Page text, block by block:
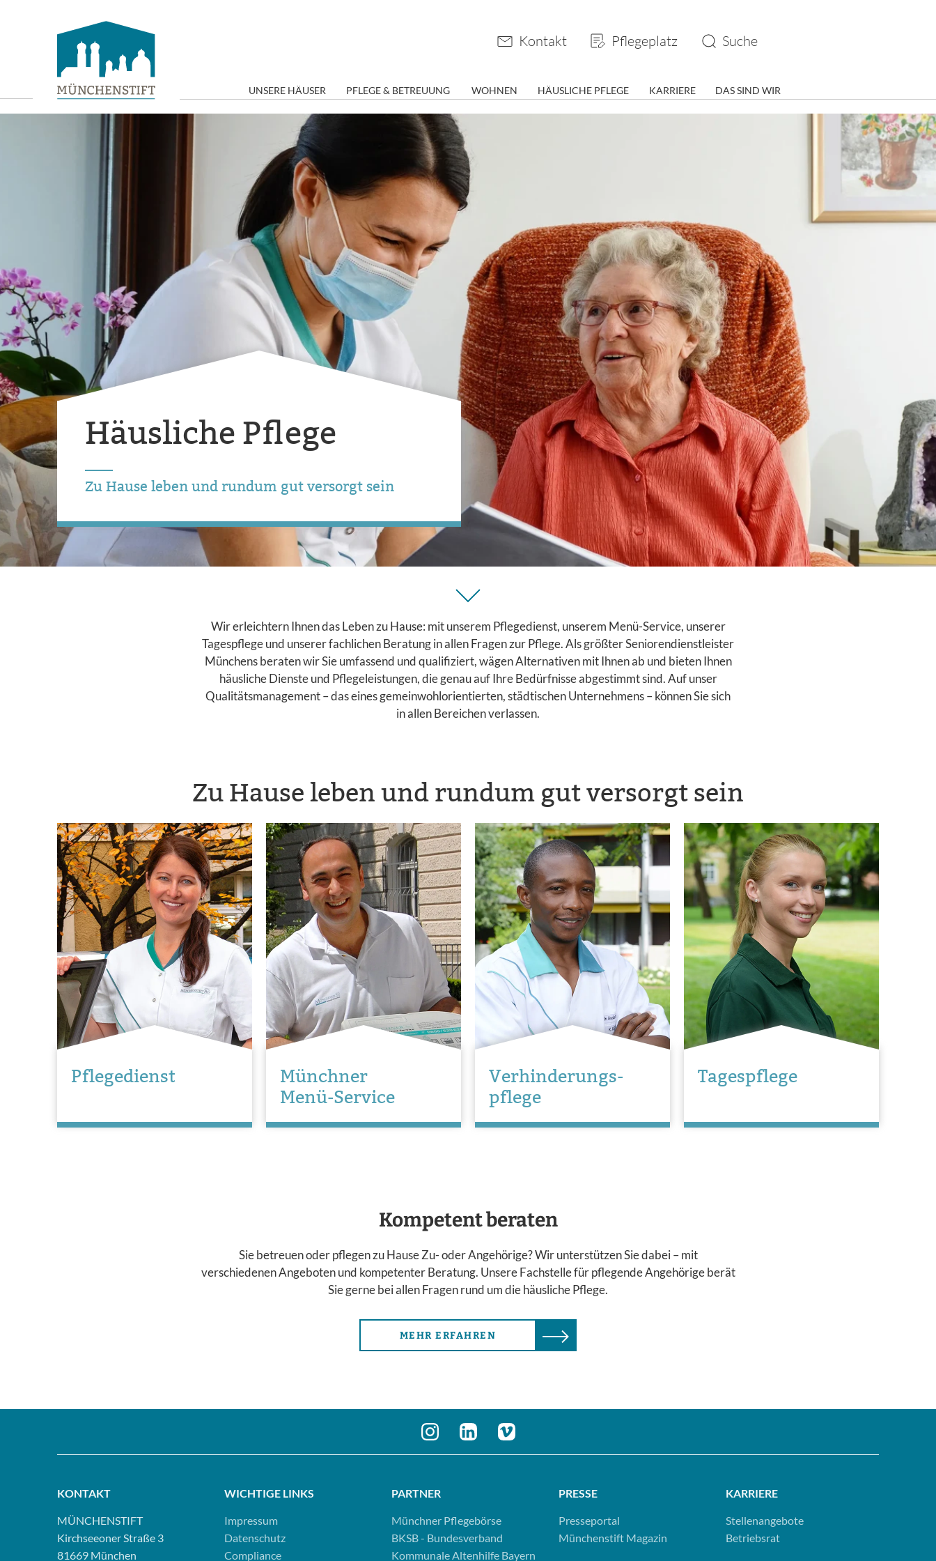
Kontakt Pflegeplatz Suche
UNSERE HÄUSER PFLEGE & BETREUUNG WOHNEN HÄUSLICHE PFLEGE KARRIERE DAS SIND WIR
Häusliche Pﬂege
Zu Hause leben und rundum gut versorgt sein
Wir erleichtern Ihnen das Leben zu Hause: mit unserem Pflegedienst, unserem Menü-Service, unserer
Tagespflege und unserer fachlichen Beratung in allen Fragen zur Pflege. Als größter Seniorendienstleister
Münchens beraten wir Sie umfassend und qualifiziert, wägen Alternativen mit Ihnen ab und bieten Ihnen
häusliche Dienste und Pflegeleistungen, die genau auf Ihre Bedürfnisse abgestimmt sind. Auf unser
Qualitätsmanagement – das eines gemeinwohlorientierten, städtischen Unternehmens – können Sie sich
in allen Bereichen verlassen.
Zu Hause leben und rundum gut versorgt sein
Pflegedienst
Münchner
Menü-Service
Verhinderungs-
pflege
Tagespflege
Kompetent beraten
Sie betreuen oder pflegen zu Hause Zu- oder Angehörige? Wir unterstützen Sie dabei – mit
verschiedenen Angeboten und kompetenter Beratung. Unsere Fachstelle für pflegende Angehörige berät
Sie gerne bei allen Fragen rund um die häusliche Pflege.
MEHR ERFAHREN
KONTAKT
MÜNCHENSTIFT
Kirchseeoner Straße 3
81669 München
WICHTIGE LINKS
Impressum
Datenschutz
Compliance
PARTNER
Münchner Pflegebörse
BKSB - Bundesverband
Kommunale Altenhilfe Bayern
PRESSE
Presseportal
Münchenstift Magazin
KARRIERE
Stellenangebote
Betriebsrat